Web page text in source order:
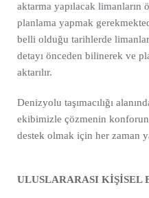
aktarma yapılacak
planlama yapmak
belli olduğu tarihlerde
detayı önceden bilinerek ve
aktarılır.
Denizyolu taşımacılığı
ekibimizle çözmenin
destek olmak için her zaman
ULUSLARARASI KİŞİSEL